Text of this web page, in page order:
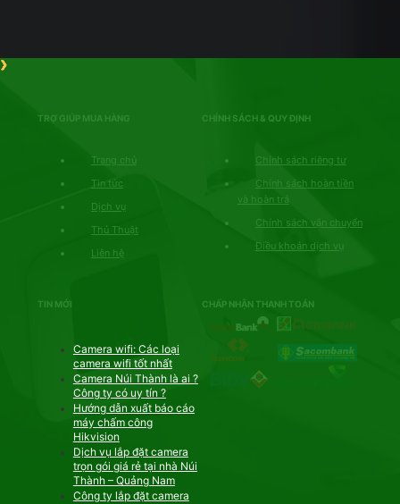
TRỢ GIÚP MUA HÀNG
Trang chủ
Tin tức
Dịch vụ
Thủ Thuật
Liên hệ
CHÍNH SÁCH & QUY ĐỊNH
Chính sách riêng tư
Chính sách hoàn tiền
và hoàn trả
Chính sách vận chuyển
Điều khoản dịch vụ
TIN MỚI
Camera wifi: Các loại
camera wifi tốt nhất
Camera Núi Thành là ai ?
Công ty có uy tín ?
Hướng dẫn xuất báo cáo
máy chấm công
Hikvision
Dịch vụ lắp đặt camera
trọn gói giá rẻ tại nhà Núi
Thành – Quảng Nam
Công ty lắp đặt camera
CHẤP NHẬN THANH TOÁN